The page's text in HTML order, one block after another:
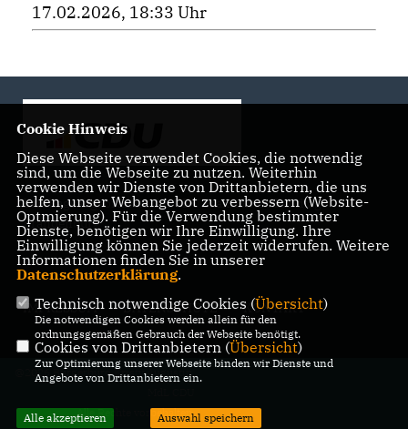
17.02.2026, 18:33 Uhr
Landtagsabgeordnete der CDU Fraktion im Landtag
Brandenburg
IMPRESSUM DATENSCHUTZ KONTAKT
@2026 Bürgerbüro Kristy Augustin,
Alle Rechte vorbehalten.
Cookie Hinweis
Diese Webseite verwendet Cookies, die notwendig
sind, um die Webseite zu nutzen. Weiterhin
verwenden wir Dienste von Drittanbietern, die uns
helfen, unser Webangebot zu verbessern (Website-
Optmierung). Für die Verwendung bestimmter
Dienste, benötigen wir Ihre Einwilligung. Ihre
Einwilligung können Sie jederzeit widerrufen. Weitere
Informationen finden Sie in unserer
Datenschutzerklärung.
Technisch notwendige Cookies (Übersicht)
Die notwendigen Cookies werden allein für den
ordnungsgemäßen Gebrauch der Webseite benötigt.
Cookies von Drittanbietern (Übersicht)
Zur Optimierung unserer Webseite binden wir Dienste und
Angebote von Drittanbietern ein.
Alle akzeptieren Auswahl speichern